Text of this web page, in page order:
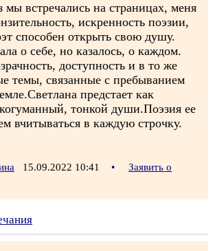
мы встречались на страницах, меня
искренность поэзии,
способен открыть свою душу.
о себе, но казалось, о каждом.
доступность и в то же
темы, связанные с пребыванием
предстает как
тонкой души.Поэзия ее
вчитываться в каждую строчку.
15.09.2022 10:41 •
Заявить о